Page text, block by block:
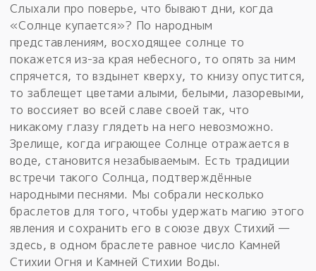
Слыхали про поверье, что бывают дни, когда
«Солнце купается»? По народным
представлениям, восходящее солнце то
покажется из-за края небесного, то опять за ним
спрячется, то вздынет кверху, то книзу опустится,
то заблещет цветами алыми, белыми, лазоревыми,
то воссияет во всей славе своей так, что
никакому глазу глядеть на него невозможно.
Зрелище, когда играющее Солнце отражается в
воде, становится незабываемым. Есть традиции
встречи такого Солнца, подтверждённые
народными песнями. Мы собрали несколько
браслетов для того, чтобы удержать магию этого
явления и сохранить его в союзе двух Стихий —
здесь, в одном браслете равное число Камней
Стихии Огня и Камней Стихии Воды.